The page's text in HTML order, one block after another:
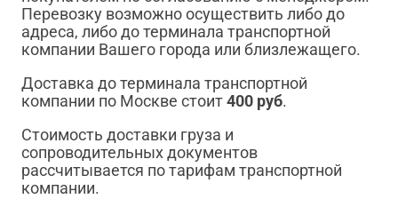
Перевозку возможно осуществить либо до
адреса, либо до терминала транспортной
компании Вашего города или близлежащего.
Доставка до терминала транспортной
компании по Москве стоит400 руб.
Стоимость доставки груза и
сопроводительных документов
рассчитывается по тарифам транспортной
компании.